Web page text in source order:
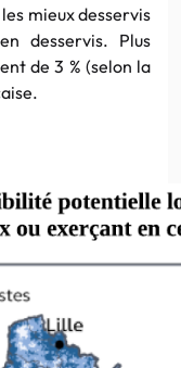
mieux desservis
desservis. Plus
de 3 % (selon la